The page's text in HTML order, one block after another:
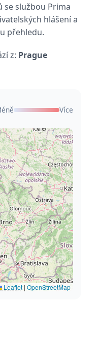
se službou Prima
hlášení a
přehledu.
z: Prague
Více
Leaflet | OpenStreetMap